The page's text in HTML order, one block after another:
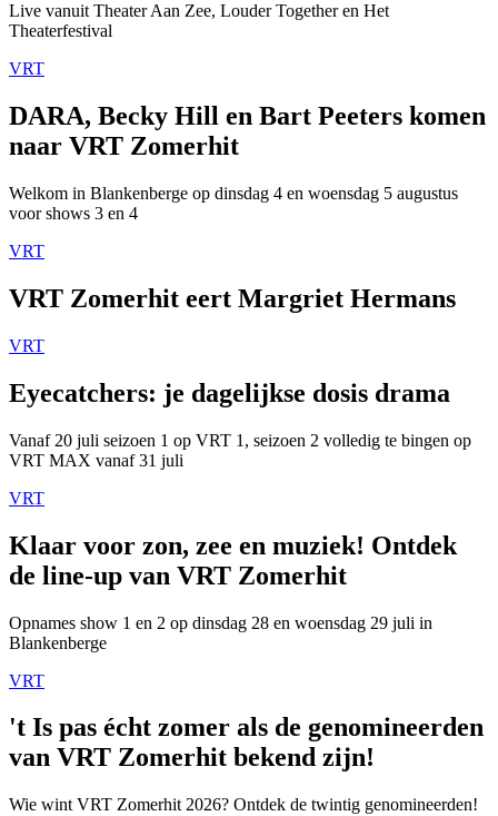
Live vanuit Theater Aan Zee, Louder Together en Het
Theaterfestival
VRT
DARA, Becky Hill en Bart Peeters komen
naar VRT Zomerhit
Welkom in Blankenberge op dinsdag 4 en woensdag 5 augustus
voor shows 3 en 4
VRT
VRT Zomerhit eert Margriet Hermans
VRT
Eyecatchers: je dagelijkse dosis drama
Vanaf 20 juli seizoen 1 op VRT 1, seizoen 2 volledig te bingen op
VRT MAX vanaf 31 juli
VRT
Klaar voor zon, zee en muziek! Ontdek
de line-up van VRT Zomerhit
Opnames show 1 en 2 op dinsdag 28 en woensdag 29 juli in
Blankenberge
VRT
't Is pas écht zomer als de genomineerden
van VRT Zomerhit bekend zijn!
Wie wint VRT Zomerhit 2026? Ontdek de twintig genomineerden!